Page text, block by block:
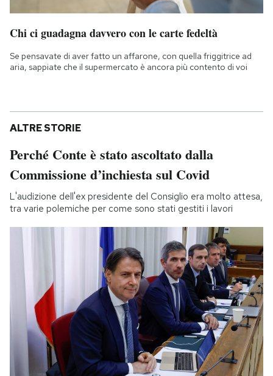
Chi ci guadagna davvero con le carte fedeltà
Se pensavate di aver fatto un affarone, con quella friggitrice ad
aria, sappiate che il supermercato è ancora più contento di voi
ALTRE STORIE
Perché Conte è stato ascoltato dalla
Commissione d’inchiesta sul Covid
L'audizione dell'ex presidente del Consiglio era molto attesa,
tra varie polemiche per come sono stati gestiti i lavori